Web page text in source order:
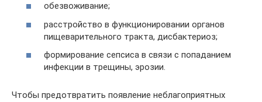
обезвоживание;
расстройство в функционировании органов
пищеварительного тракта, дисбактериоз;
формирование сепсиса в связи с попаданием
инфекции в трещины, эрозии.
Чтобы предотвратить появление неблагоприятных